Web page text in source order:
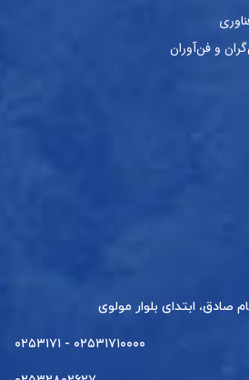
و فن‌آوران
صادق، ابتدای بلوار مولوی
۰۲۵۳۱۷۱۰۰۰۰ - ۰۲۵۳۱۷۱